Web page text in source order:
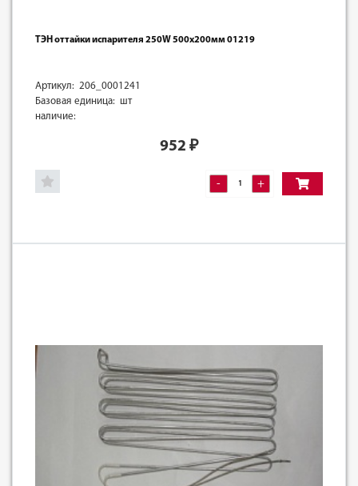
ТЭН оттайки испарителя 250W 500х200мм 01219
Артикул: 206_0001241
Базовая единица: шт
наличие:
952 ₽
- +